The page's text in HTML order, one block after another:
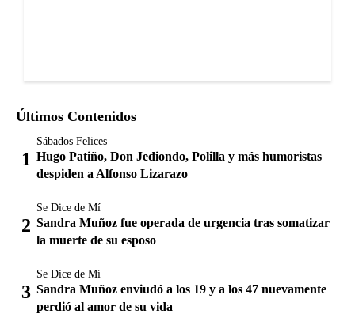
Últimos Contenidos
Sábados Felices
Hugo Patiño, Don Jediondo, Polilla y más humoristas
despiden a Alfonso Lizarazo
Se Dice de Mí
Sandra Muñoz fue operada de urgencia tras somatizar
la muerte de su esposo
Se Dice de Mí
Sandra Muñoz enviudó a los 19 y a los 47 nuevamente
perdió al amor de su vida